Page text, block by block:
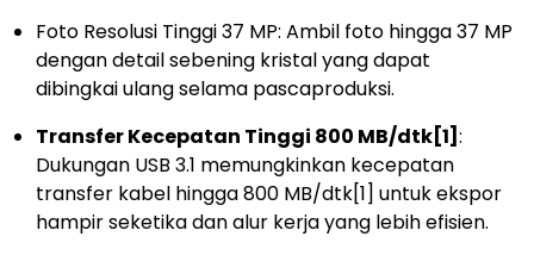
Foto Resolusi Tinggi 37 MP: Ambil foto hingga 37 MP
dengan detail sebening kristal yang dapat
dibingkai ulang selama pascaproduksi.
Transfer Kecepatan Tinggi 800 MB/dtk[1] :
Dukungan USB 3.1 memungkinkan kecepatan
transfer kabel hingga 800 MB/dtk[1] untuk ekspor
hampir seketika dan alur kerja yang lebih efisien.